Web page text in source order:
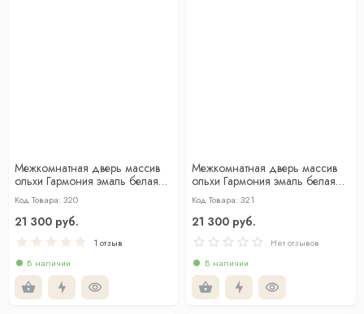
Межкомнатная дверь массив
ольхи Гармония эмаль белая
глухая
Код Товара: 320
21 300 руб.
1 отзыв
В наличии
Межкомнатная дверь массив
ольхи Гармония эмаль белая
со стеклом
Код Товара: 321
21 300 руб.
Нет отзывов
В наличии